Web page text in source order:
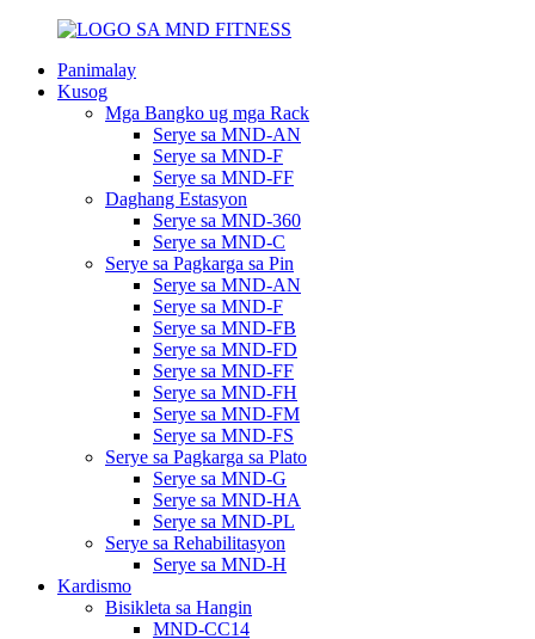
Panimalay
Kusog
Mga Bangko ug mga Rack
Serye sa MND-AN
Serye sa MND-F
Serye sa MND-FF
Daghang Estasyon
Serye sa MND-360
Serye sa MND-C
Serye sa Pagkarga sa Pin
Serye sa MND-AN
Serye sa MND-F
Serye sa MND-FB
Serye sa MND-FD
Serye sa MND-FF
Serye sa MND-FH
Serye sa MND-FM
Serye sa MND-FS
Serye sa Pagkarga sa Plato
Serye sa MND-G
Serye sa MND-HA
Serye sa MND-PL
Serye sa Rehabilitasyon
Serye sa MND-H
Kardismo
Bisikleta sa Hangin
MND-CC14